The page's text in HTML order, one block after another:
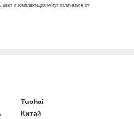
и комплектация могут отличаться от
Tuohai
Китай